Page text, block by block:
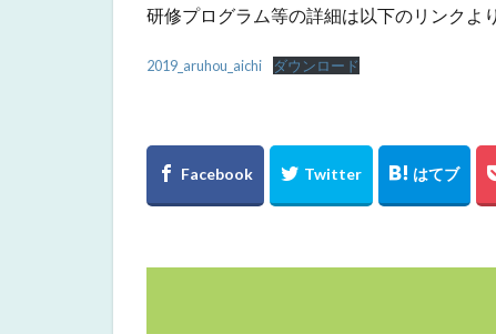
研修プログラム等の詳細は以下のリンクよ
2019_aruhou_aichi ダウンロード